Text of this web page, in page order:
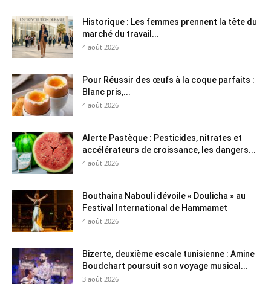
Historique : Les femmes prennent la tête du
marché du travail...
4 août 2026
Pour Réussir des œufs à la coque parfaits :
Blanc pris,...
4 août 2026
Alerte Pastèque : Pesticides, nitrates et
accélérateurs de croissance, les dangers...
4 août 2026
Bouthaina Nabouli dévoile « Doulicha » au
Festival International de Hammamet
4 août 2026
Bizerte, deuxième escale tunisienne : Amine
Boudchart poursuit son voyage musical...
3 août 2026